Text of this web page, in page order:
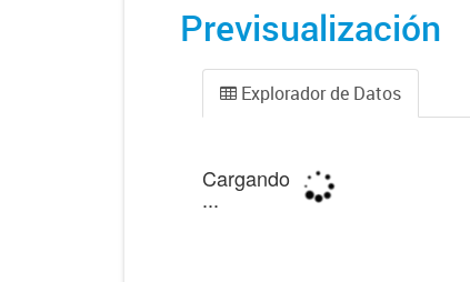
Previsualización
Explorador de Datos